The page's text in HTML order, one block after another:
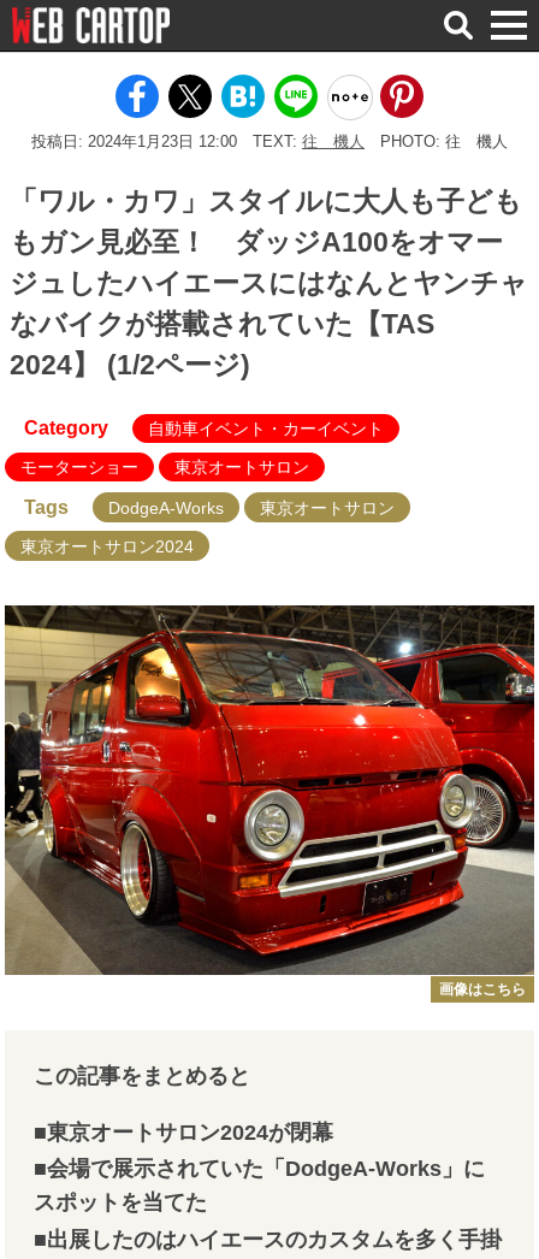
検
索
投稿日: 2024年1月23日 12:00 TEXT: 往 機人 PHOTO: 往 機人
「ワル・カワ」スタイルに大人も子ども
もガン見必至！ ダッジA100をオマー
ジュしたハイエースにはなんとヤンチャ
なバイクが搭載されていた【TAS
2024】 (1/2ページ)
Category
自動車イベント・カーイベント
モーターショー
東京オートサロン
Tags DodgeA-Works
東京オートサロン
東京オートサロン2024
画像はこちら
この記事をまとめると
■東京オートサロン2024が閉幕
■会場で展示されていた「DodgeA-Works」に
スポットを当てた
■出展したのはハイエースのカスタムを多く手掛